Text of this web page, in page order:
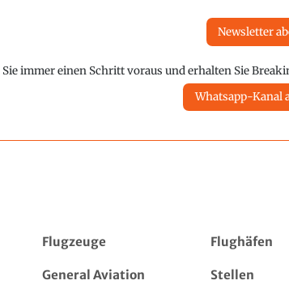
Newsletter
Sie immer einen Schritt voraus und erhalten Sie
Whatsapp-Kanal
Flugzeuge Flughäfen
General Aviation Stellen